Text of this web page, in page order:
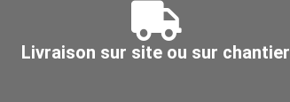
Livraison sur site ou sur chantier